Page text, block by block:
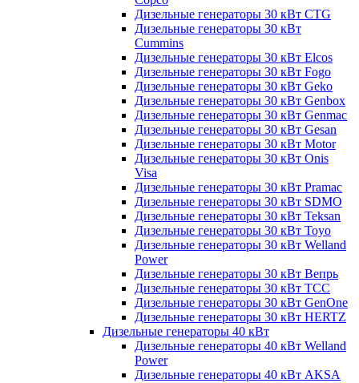
Дизельные генераторы 30 кВт CTG
Дизельные генераторы 30 кВт
Cummins
Дизельные генераторы 30 кВт Elcos
Дизельные генераторы 30 кВт Fogo
Дизельные генераторы 30 кВт Geko
Дизельные генераторы 30 кВт Genbox
Дизельные генераторы 30 кВт Genmac
Дизельные генераторы 30 кВт Gesan
Дизельные генераторы 30 кВт Motor
Дизельные генераторы 30 кВт Onis
Visa
Дизельные генераторы 30 кВт Pramac
Дизельные генераторы 30 кВт SDMO
Дизельные генераторы 30 кВт Teksan
Дизельные генераторы 30 кВт Toyo
Дизельные генераторы 30 кВт Welland
Power
Дизельные генераторы 30 кВт Вепрь
Дизельные генераторы 30 кВт ТСС
Дизельные генераторы 30 кВт GenOne
Дизельные генераторы 30 кВт HERTZ
Дизельные генераторы 40 кВт
Дизельные генераторы 40 кВт Welland
Power
Дизельные генераторы 40 кВт AKSA